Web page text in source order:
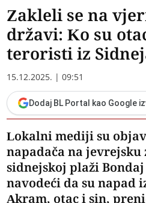
Zakleli se na
državi: Ko su
teroristi iz
15.12.2025. | 09:51
Dodaj BL Portal kao Google
Lokalni mediji su
napadača na jevrejsku
sidnejskoj plaži
navodeći da su napad
Akram, otac i sin,